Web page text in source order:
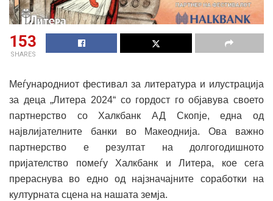
153
SHARES
Меѓународниот фестивал за литература и илустрација
за деца „Литера 2024“ со гордост го објавува своето
партнерство со Халкбанк АД Скопје, една од
највлијателните банки во Макеоднија. Ова важно
партнерство е резултат на долгогодишното
пријателство помеѓу Халкбанк и Литера, кое сега
прераснува во едно од најзначајните соработки на
културната сцена на нашата земја.